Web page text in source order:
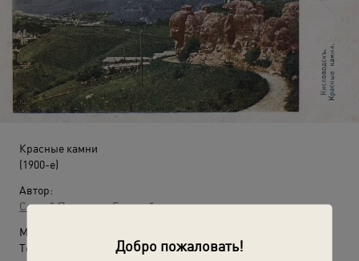
Добро пожаловать!
Красные камни
(1900-е)
Автор:
Сергей Прокудин-Горский
Место съемки:
Терская обл., станица Кисловодская